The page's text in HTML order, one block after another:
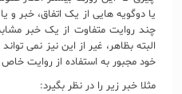
یا دوگویه هایی از یک اتفاق، خبر
چند روایت متفاوت از یک خبر
البته بظاهر، غیر از این نیز نمی
خود مجبور به استفاده از روایت
مثلا خبر زیر را در نظر بگیرد: